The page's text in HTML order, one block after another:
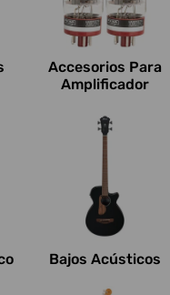
Accesorios Para
Amplificador
Bajos Acústicos